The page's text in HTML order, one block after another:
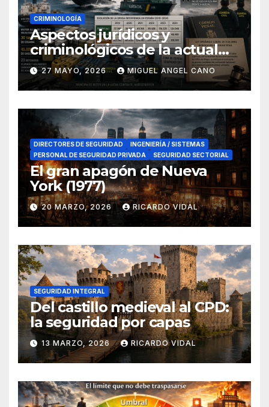
CRIMINOLOGÍA
Aspectos jurídicos y
criminológicos de la actual
lucha contra el narcotráfico
en el sur de España
27 MAYO, 2026 MIGUEL ANGEL CANO
DIRECTORES DE SEGURIDAD
INGENIERÍA / SISTEMAS
PERSONAL DE SEGURIDAD PRIVADA
SEGURIDAD SECTORIAL
El gran apagón de Nueva
York (1977)
20 MARZO, 2026 RICARDO VIDAL
SEGURIDAD INTEGRAL
Del castillo medieval al CPD:
la seguridad por capas
13 MARZO, 2026 RICARDO VIDAL